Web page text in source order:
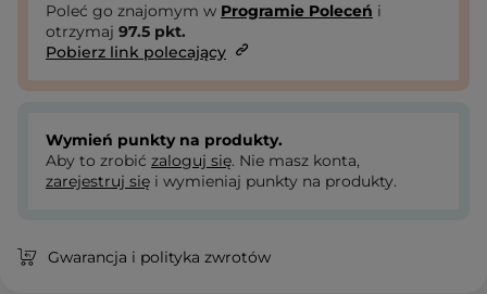
Poleć go znajomym w Programie Poleceń i
otrzymaj 97.5 pkt.
Pobierz link polecający
Wymień punkty na produkty.
Aby to zrobić zaloguj się. Nie masz konta,
zarejestruj się i wymieniaj punkty na produkty.
Gwarancja i polityka zwrotów